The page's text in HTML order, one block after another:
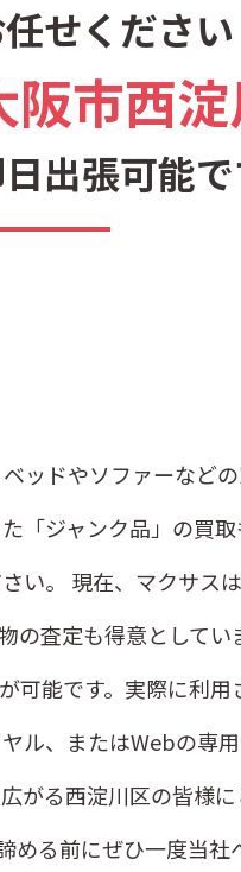
せください
阪市西
出張可能で
ッドやソファーなど
ジャンク品」の買
い。 現在、マクサス
査定も得意として
能です。実際に利
ル、またはWebの専
がる西淀川区の皆様
る前にぜひ一度当社